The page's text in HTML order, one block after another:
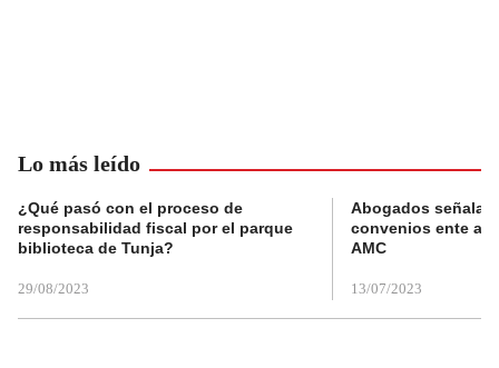
Lo más leído
¿Qué pasó con el proceso de
responsabilidad fiscal por el parque
biblioteca de Tunja?
29/08/2023
Abogados
convenios ente
AMC
13/07/2023